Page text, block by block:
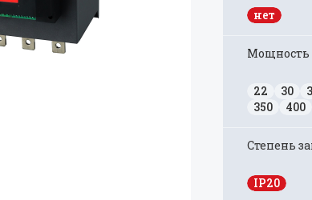
нет
Мощность
22 30
350
400
Степень
IP20